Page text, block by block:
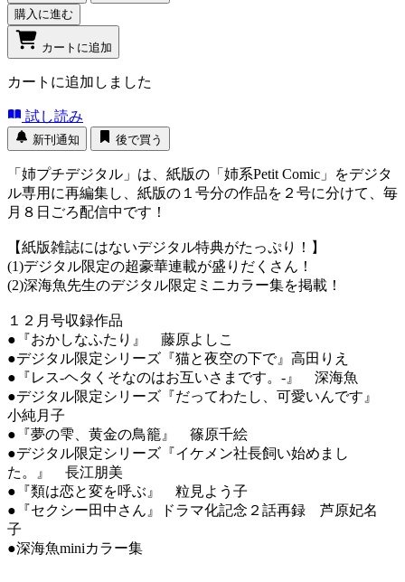
購入に進む
カートに追加
カートに追加しました
試し読み
新刊通知 後で買う
「姉プチデジタル」は、紙版の「姉系Petit Comic」をデジタ
ル専用に再編集し、紙版の１号分の作品を２号に分けて、毎
月８日ごろ配信中です！
【紙版雑誌にはないデジタル特典がたっぷり！】
(1)デジタル限定の超豪華連載が盛りだくさん！
(2)深海魚先生のデジタル限定ミニカラー集を掲載！
１２月号収録作品
●『おかしなふたり』 藤原よしこ
●デジタル限定シリーズ『猫と夜空の下で』高田りえ
●『レス-ヘタくそなのはお互いさまです。-』 深海魚
●デジタル限定シリーズ『だってわたし、可愛いんです』
小純月子
●『夢の雫、黄金の鳥籠』 篠原千絵
●デジタル限定シリーズ『イケメン社長飼い始めまし
た。』 長江朋美
●『類は恋と変を呼ぶ』 粒見よう子
●『セクシー田中さん』ドラマ化記念２話再録 芦原妃名
子
●深海魚miniカラー集